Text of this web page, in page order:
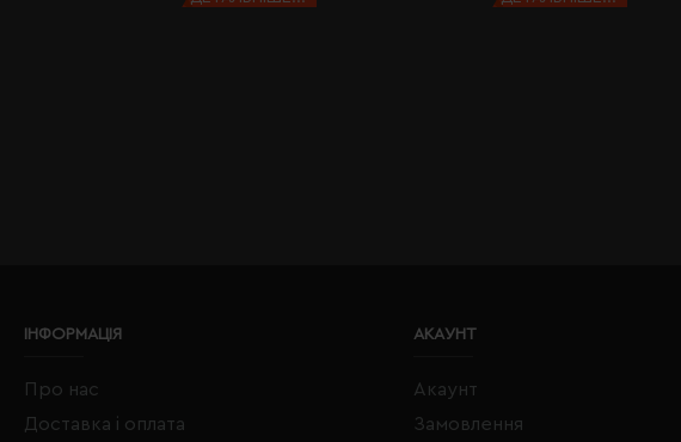
ІНФОРМАЦІЯ
Про нас
Доставка і оплата
АКАУНТ
Акаунт
Замовлення